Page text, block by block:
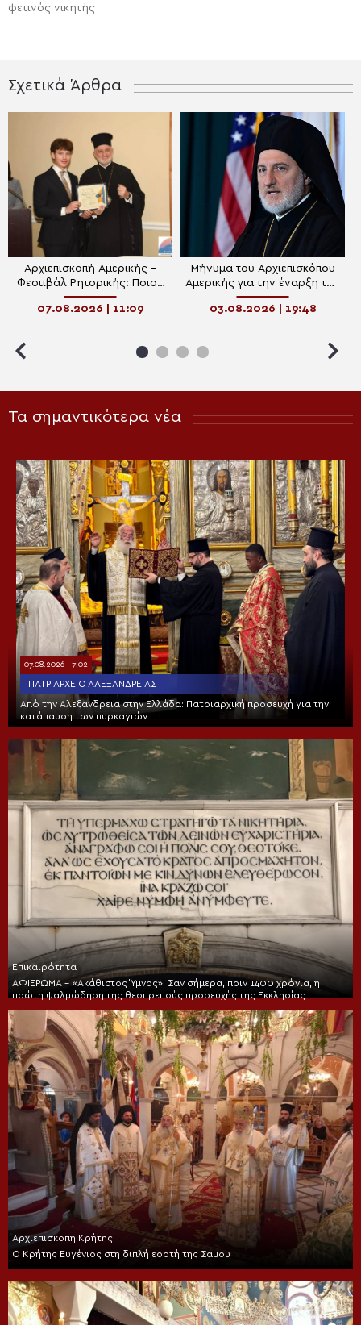
φετινός νικητής
Σχετικά Άρθρα
Αρχιεπισκοπή Αμερικής –
Φεστιβάλ Ρητορικής: Ποιος
είναι ο φετινός νικητής
07.08.2026 | 11:09
Μήνυμα του Αρχιεπισκόπου
Αμερικής για την έναρξη της
νηστείας του
Δεκαπενταύγουστου
03.08.2026 | 19:48
Τα σημαντικότερα νέα
07.08.2026 | 7:02
ΠΑΤΡΙΑΡΧΕΊΟ ΑΛΕΞΑΝΔΡΕΊΑΣ
Από την Αλεξάνδρεια στην Ελλάδα: Πατριαρχική προσευχή για την
κατάπαυση των πυρκαγιών
Επικαιρότητα
ΑΦΙΕΡΩΜΑ – «Ακάθιστος Ύμνος»: Σαν σήμερα, πριν 1400 χρόνια, η
πρώτη ψαλμώδηση της θεοπρεπούς προσευχής της Εκκλησίας
Αρχιεπισκοπή Κρήτης
Ο Κρήτης Ευγένιος στη διπλή εορτή της Σάμου